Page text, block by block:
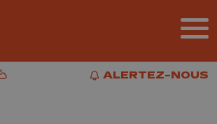
ALERTEZ-NOUS
ALERTEZ-NOUS
Météo